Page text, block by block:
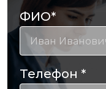
ФИО*
Телефон *